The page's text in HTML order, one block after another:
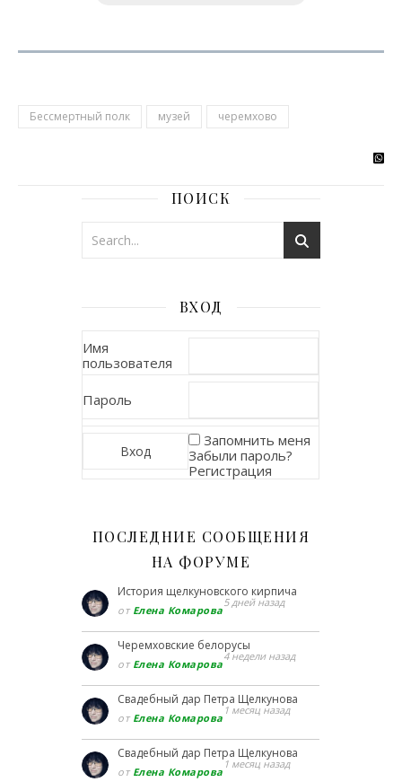
Бессмертный полк музей черемхово
ПОИСК
ВХОД
Имя
пользователя
Пароль
Запомнить меня
Забыли пароль?
Регистрация
ПОСЛЕДНИЕ СООБЩЕНИЯ
НА ФОРУМЕ
История щелкуновского кирпича
от Елена Комарова
5 дней назад
Черемховские белорусы
от Елена Комарова
4 недели назад
Свадебный дар Петра Щелкунова
от Елена Комарова
1 месяц назад
Свадебный дар Петра Щелкунова
от Елена Комарова
1 месяц назад